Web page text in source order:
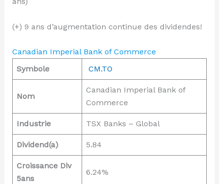
(+) 9 ans d’augmentation continue des dividendes!
Canadian Imperial Bank of Commerce
Symbole
CM.TO
Nom
Canadian Imperial Bank of
Commerce
Industrie TSX Banks – Global
Dividend(a) 5.84
Croissance Div
5ans
6.24%